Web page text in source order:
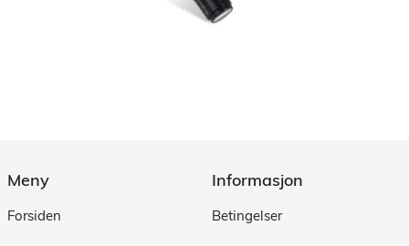
Meny
Forsiden
Informasjon
Betingelser